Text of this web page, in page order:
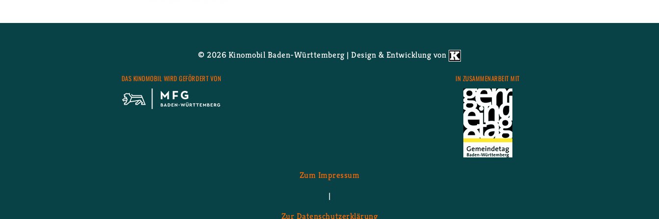
© 2026 Ki­no­mo­bil Ba­den-Würt­tem­berg | De­sign & Ent­wick­lung von
DAS KI­NO­MO­BIL WIRD GE­FÖR­DERT VON IN ZU­SAM­MEN­AR­BEIT MIT
Zum Im­pres­sum
|
Zur Da­ten­schutz­er­klä­rung